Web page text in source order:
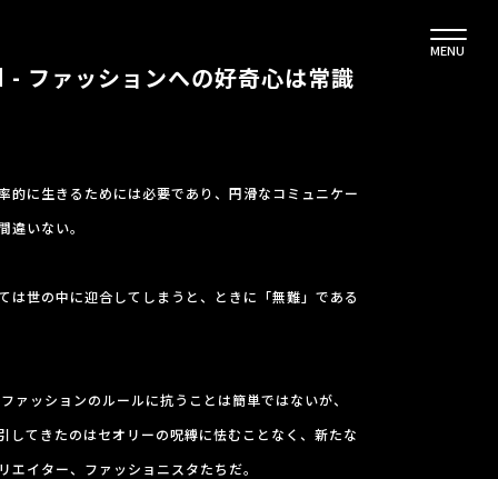
MENU
ァッションへの好奇心は常識
的に生きるためには必要であり、円滑なコミュニケー
違いない。
は世の中に迎合してしまうと、ときに「無難」である
ァッションのルールに抗うことは簡単ではないが、
してきたのはセオリーの呪縛に怯むことなく、新たな
イター、ファッショニスタたちだ。